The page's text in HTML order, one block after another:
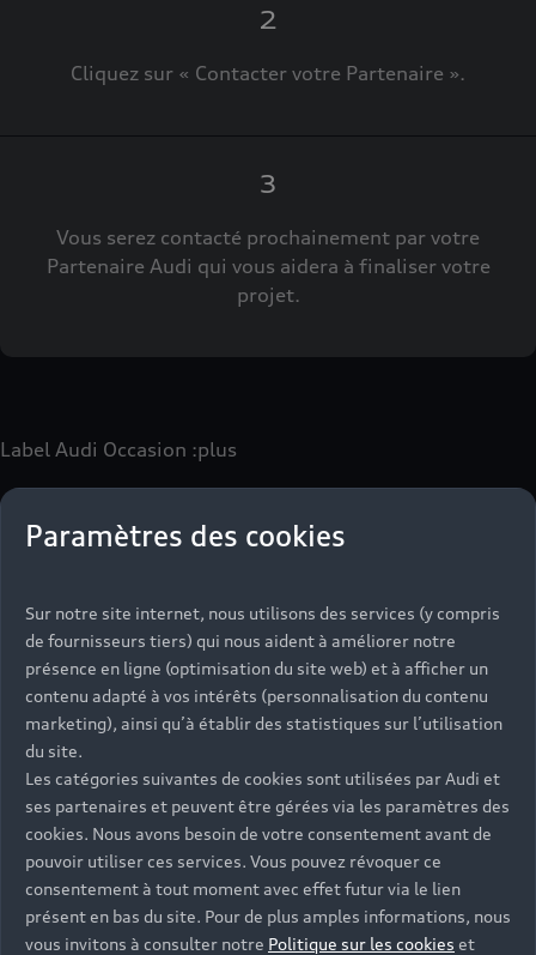
2
Cliquez sur « Contacter votre Partenaire ».
3
Vous serez contacté prochainement par votre
Partenaire Audi qui vous aidera à finaliser votre
projet.
Label Audi Occasion :plus
Le label Audi Occasion:plusvous permet d’acquérir un
véhicules neufs :
- Jusqu'à 130 points de contrôle spécifiques à chaque
motorisation
- Garantie jusqu’à 24 mois et kilométrage illimité
- Assistance 24/7 en France et en Europe
Découvrez également toutes nos offres d’entretien
partir de 19€/mois
Les réponses à vos
Paramètres des cookies
Sur notre site internet, nous utilisons des services (y compris
de fournisseurs tiers) qui nous aident à améliorer notre
présence en ligne (optimisation du site web) et à afficher un
contenu adapté à vos intérêts (personnalisation du contenu
marketing), ainsi qu’à établir des statistiques sur l’utilisation
du site.
Les catégories suivantes de cookies sont utilisées par Audi et
ses partenaires et peuvent être gérées via les paramètres des
cookies. Nous avons besoin de votre consentement avant de
pouvoir utiliser ces services. Vous pouvez révoquer ce
consentement à tout moment avec effet futur via le lien
présent en bas du site. Pour de plus amples informations, nous
vous invitons à consulter notre Politique sur les cookies et